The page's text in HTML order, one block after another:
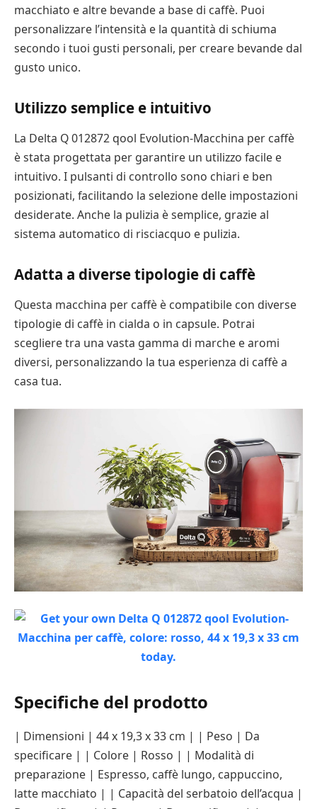
macchiato e altre bevande a base di caffè. Puoi
personalizzare l’intensità e la quantità di schiuma
secondo i tuoi gusti personali, per creare bevande dal
gusto unico.
Utilizzo semplice e intuitivo
La Delta Q 012872 qool Evolution-Macchina per caffè
è stata progettata per garantire un utilizzo facile e
intuitivo. I pulsanti di controllo sono chiari e ben
posizionati, facilitando la selezione delle impostazioni
desiderate. Anche la pulizia è semplice, grazie al
sistema automatico di risciacquo e pulizia.
Adatta a diverse tipologie di caffè
Questa macchina per caffè è compatibile con diverse
tipologie di caffè in cialda o in capsule. Potrai
scegliere tra una vasta gamma di marche e aromi
diversi, personalizzando la tua esperienza di caffè a
casa tua.
Specifiche del prodotto
| Dimensioni | 44 x 19,3 x 33 cm | | Peso | Da
specificare | | Colore | Rosso | | Modalità di
preparazione | Espresso, caffè lungo, cappuccino,
latte macchiato | | Capacità del serbatoio dell’acqua |